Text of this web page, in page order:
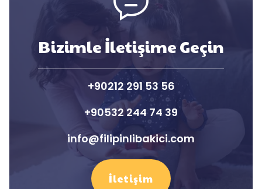
Bizimle İletişime Geçin
+90212 291 53 56
+90532 244 74 39
info@filipinlibakici.com
İletişim